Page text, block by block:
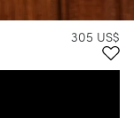
305 US$